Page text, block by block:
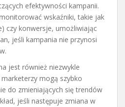
efektywności kampanii.
wskaźniki, takie jak
czy konwersje, umożliwiając
jeśli kampania nie przynosi
jest również niezwykle
marketerzy mogą szybko
do zmieniających się trendów
jeśli następuje zmiana w